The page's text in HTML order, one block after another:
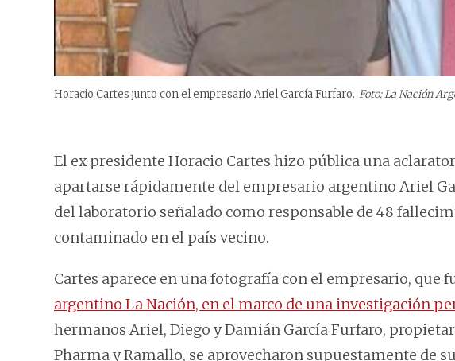
Horacio Cartes junto con el empresario Ariel García Furfaro. Foto: La Nación
El ex presidente Horacio Cartes hizo pública una
apartarse rápidamente del empresario argentino Ariel
del laboratorio señalado como responsable de 48
contaminado en el país vecino.
Cartes aparece en una fotografía con el empresario, que
argentino La Nación, en el marco de una investigación
hermanos Ariel, Diego y Damián García Furfaro,
Pharma y Ramallo, se aprovecharon supuestamente de